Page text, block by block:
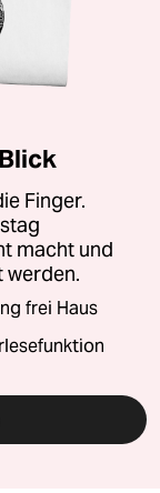
Finger.
macht und
werden.
frei Haus